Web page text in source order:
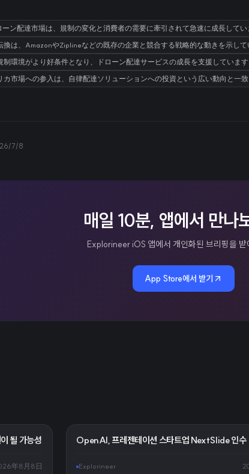
ン配達市場は、規制の変化と消費者の需要に牽引されて急速に成長してい
換は、AmazonやZiplineなどの既存の企業と競合する戦略的な動きを示して
制環境がより好条件となり、ドローン配達サービスの成長を支援しています
カ市場への参入は、自律配達ソリューションへの投資という広い動向と一致
7/8
매일 10분, 앱에서 만나
Explorineer iOS 앱에서 개인화된 브리핑을 받
App Store에서 받기
될 가능성
年8月8日
OpenAI, 프레젠테이션 스타트업 NextSlide 인수
Explorineer